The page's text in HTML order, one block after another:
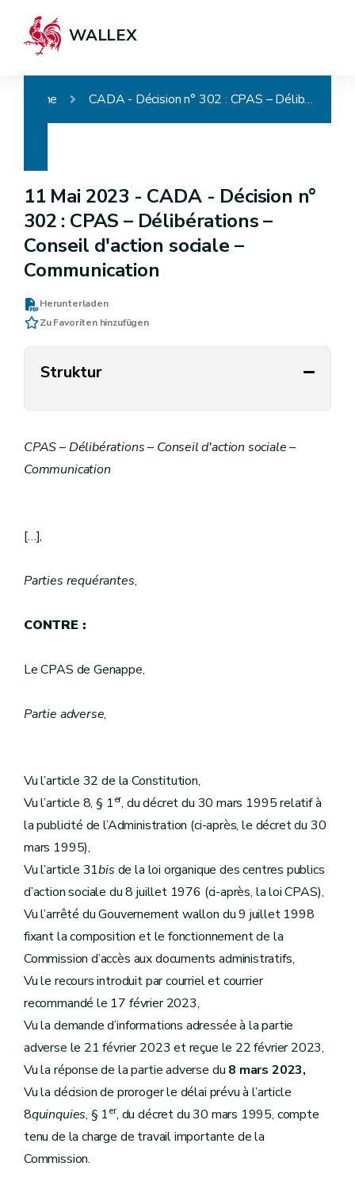
WALLEX
Home CADA - Décision n° 302 : CPAS – Délibérations – Conseil d'action sociale – Communication
11 Mai 2023 - CADA - Décision n°
302 : CPAS – Délibérations –
Conseil d'action sociale –
Communication
Herunterladen
Zu Favoriten hinzufügen
Struktur
CPAS – Délibérations – Conseil d'action sociale –
Communication
[…],
Parties requérantes,
CONTRE :
Le CPAS de Genappe,
Partie adverse,
Vu l’article 32 de la Constitution,
Vu l’article 8, § 1er, du décret du 30 mars 1995 relatif à
la publicité de l’Administration (ci-après, le décret du 30
mars 1995),
Vu l’article 31bis de la loi organique des centres publics
d’action sociale du 8 juillet 1976 (ci-après, la loi CPAS),
Vu l’arrêté du Gouvernement wallon du 9 juillet 1998
fixant la composition et le fonctionnement de la
Commission d’accès aux documents administratifs,
Vu le recours introduit par courriel et courrier
recommandé le 17 février 2023,
Vu la demande d’informations adressée à la partie
adverse le 21 février 2023 et reçue le 22 février 2023,
Vu la réponse de la partie adverse du 8 mars 2023,
Vu la décision de proroger le délai prévu à l’article
8quinquies, § 1er, du décret du 30 mars 1995, compte
tenu de la charge de travail importante de la
Commission.